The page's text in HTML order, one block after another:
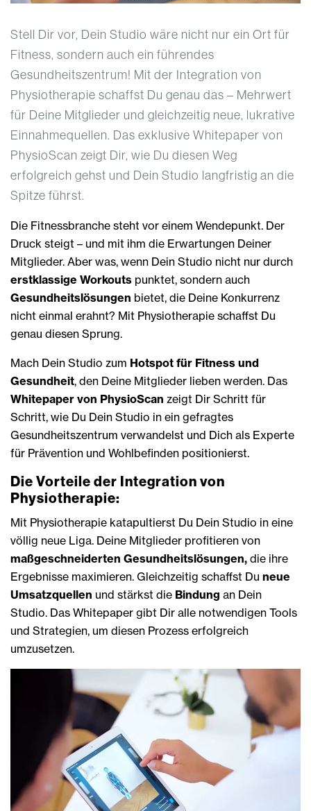
Stell Dir vor, Dein Studio wäre nicht nur ein Ort für
Fitness, sondern auch ein führendes
Gesundheitszentrum! Mit der Integration von
Physiotherapie schaffst Du genau das – Mehrwert
für Deine Mitglieder und gleichzeitig neue, lukrative
Einnahmequellen. Das exklusive Whitepaper von
PhysioScan zeigt Dir, wie Du diesen Weg
erfolgreich gehst und Dein Studio langfristig an die
Spitze führst.
Die Fitnessbranche steht vor einem Wendepunkt. Der
Druck steigt – und mit ihm die Erwartungen Deiner
Mitglieder. Aber was, wenn Dein Studio nicht nur durch
erstklassige Workouts punktet, sondern auch
Gesundheitslösungen bietet, die Deine Konkurrenz
nicht einmal erahnt? Mit Physiotherapie schaffst Du
genau diesen Sprung.
Mach Dein Studio zum Hotspot für Fitness und
Gesundheit, den Deine Mitglieder lieben werden. Das
Whitepaper von PhysioScan zeigt Dir Schritt für
Schritt, wie Du Dein Studio in ein gefragtes
Gesundheitszentrum verwandelst und Dich als Experte
für Prävention und Wohlbefinden positionierst.
Die Vorteile der Integration von
Physiotherapie:
Mit Physiotherapie katapultierst Du Dein Studio in eine
völlig neue Liga. Deine Mitglieder profitieren von
maßgeschneiderten Gesundheitslösungen, die ihre
Ergebnisse maximieren. Gleichzeitig schaffst Du neue
Umsatzquellen und stärkst die Bindung an Dein
Studio. Das Whitepaper gibt Dir alle notwendigen Tools
und Strategien, um diesen Prozess erfolgreich
umzusetzen.